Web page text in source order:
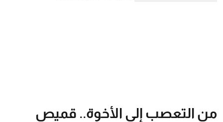
من التعصب إلى الأخوة.. قميص